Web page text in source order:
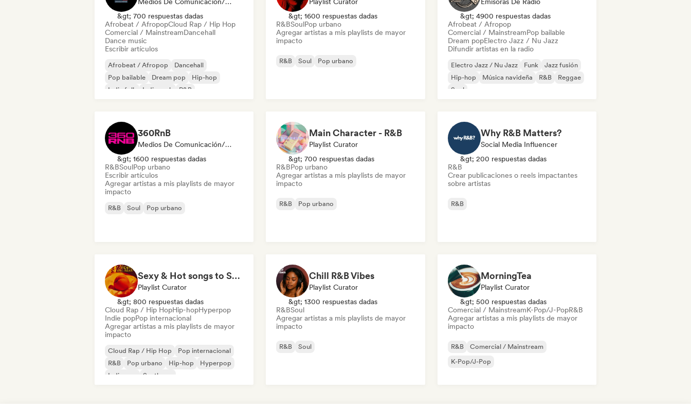
&gt; 700 respuestas dadas
Afrobeat / AfropopCloud Rap / Hip Hop
Comercial / MainstreamDancehall
Dance music
Escribir artículos
Afrobeat / Afropop
Dancehall
Pop bailable
Dream pop
Hip-hop
Indie folk
Indie rock R&B
&gt; 1600 respuestas dadas
R&BSoulPop urbano
Agregar artistas a mis playlists de mayor
impacto
R&B Soul Pop urbano
&gt; 4900 respuestas dadas
Afrobeat / Afropop
Comercial / MainstreamPop bailable
Dream popElectro Jazz / Nu Jazz
Difundir artistas en la radio
Electro Jazz / Nu Jazz Funk
Jazz fusión
Hip-hop
Música navideña R&B
Reggae
Soul
360RnB
Medios De Comunicación/Periodista, Playlist Curator
&gt; 1600 respuestas dadas
R&BSoulPop urbano
Escribir artículos
Agregar artistas a mis playlists de mayor
impacto
R&B Soul Pop urbano
Main Character - R&B
Playlist Curator
&gt; 700 respuestas dadas
R&BPop urbano
Agregar artistas a mis playlists de mayor
impacto
R&B Pop urbano
Why R&B Matters?
Social Media Influencer
&gt; 200 respuestas dadas
R&B
Crear publicaciones o reels impactantes
sobre artistas
R&B
Sexy & Hot songs to Set the Mood 🥀 🥵
Playlist Curator
&gt; 800 respuestas dadas
Cloud Rap / Hip HopHip-hopHyperpop
Indie popPop internacional
Agregar artistas a mis playlists de mayor
impacto
Cloud Rap / Hip Hop
Pop internacional
R&B
Pop urbano Hip-hop
Hyperpop
Indie pop
Synthpop
Chill R&B Vibes
Playlist Curator
&gt; 1300 respuestas dadas
R&BSoul
Agregar artistas a mis playlists de mayor
impacto
R&B Soul
MorningTea
Playlist Curator
&gt; 500 respuestas dadas
Comercial / MainstreamK-Pop/J-PopR&B
Agregar artistas a mis playlists de mayor
impacto
R&B
Comercial / Mainstream
K-Pop/J-Pop